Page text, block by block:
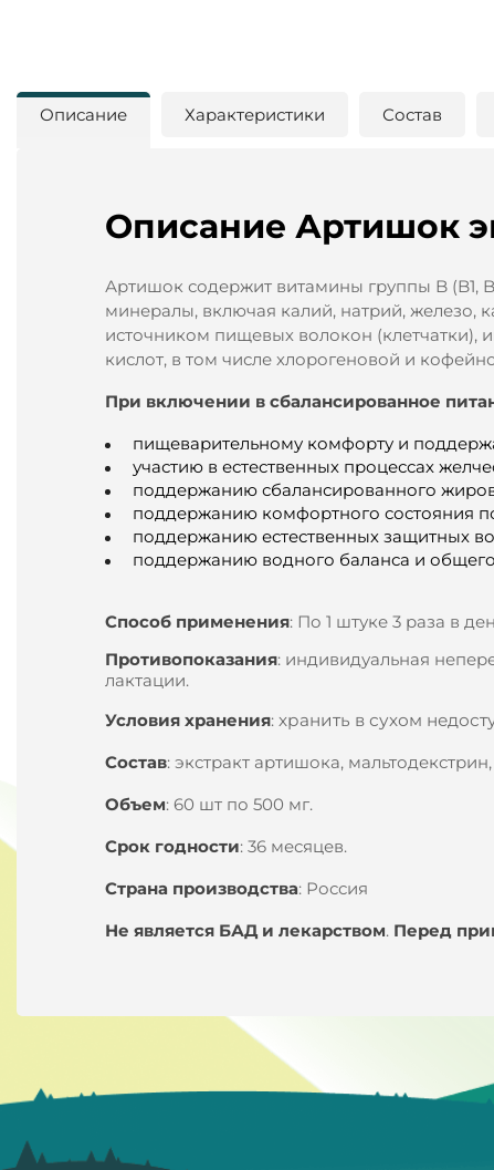
Описание Характеристики Состав
Описание Артишок
Артишок содержит витамины группы B (B1,
минералы, включая калий, натрий, железо,
источником пищевых волокон (клетчатки),
кислот, в том числе хлорогеновой и
При включении в сбалансированное
пищеварительному комфорту и
участию в естественных процессах
поддержанию сбалансированного
поддержанию комфортного состояния
поддержанию естественных защитных
поддержанию водного баланса и
Способ применения: По 1 штуке 3 раза в
Противопоказания: индивидуальная
лактации.
Условия хранения: хранить в сухом
Состав: экстракт артишока,
Объем: 60 шт по 500 мг.
Срок годности: 36 месяцев.
Страна производства: Россия
Не является БАД и лекарством. Перед